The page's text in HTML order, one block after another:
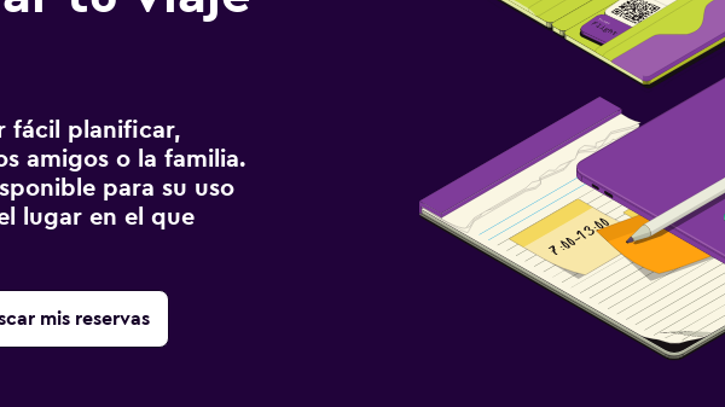
fácil planificar,
amigos o la familia.
para su uso
lugar en el que
mis reservas